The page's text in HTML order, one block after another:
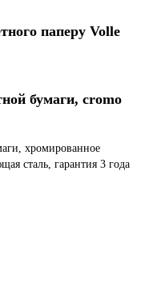
паперу Volle
бумаги, cromo
хромированное
сталь, гарантия 3 года